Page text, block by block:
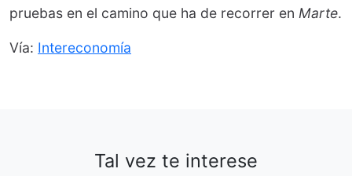
pruebas en el camino que ha de recorrer en Marte.
Vía: Intereconomía
Tal vez te interese